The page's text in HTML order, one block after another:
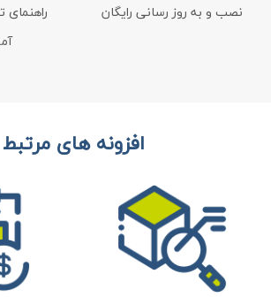
نصب و به روز رسانی رایگان
افزونه های مرتبط